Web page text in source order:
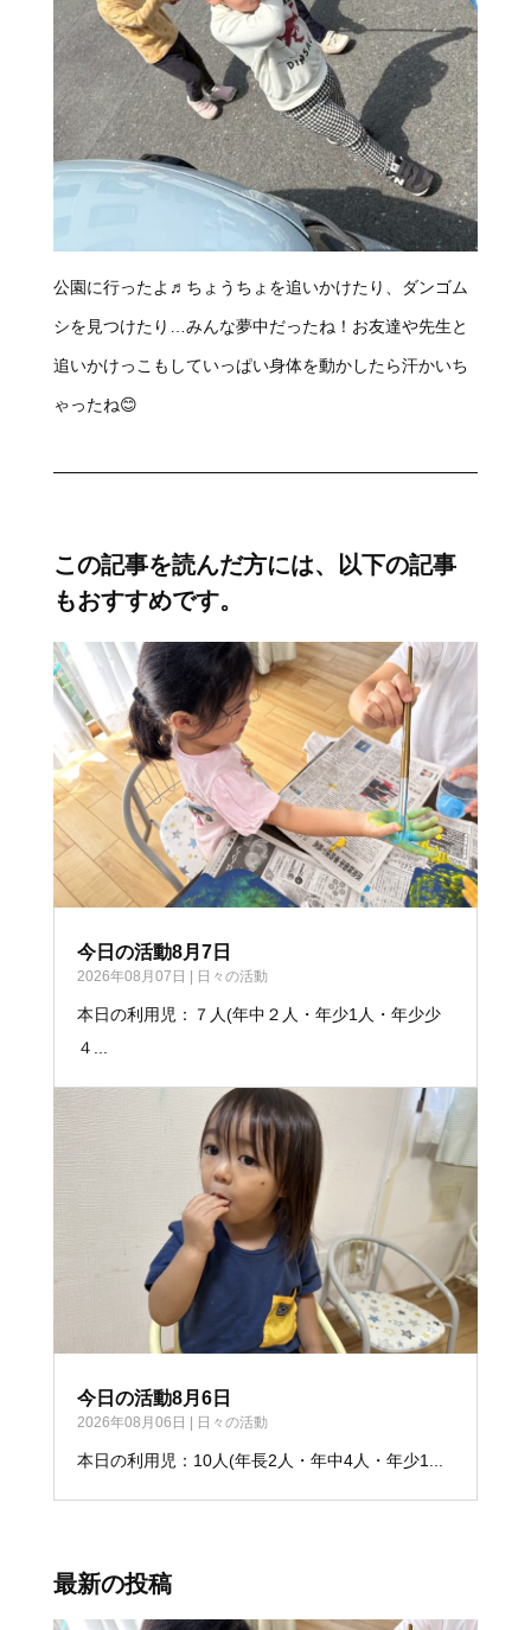
公園に行ったよ♬ちょうちょを追いかけたり、ダンゴム
シを見つけたり…みんな夢中だったね！お友達や先生と
追いかけっこもしていっぱい身体を動かしたら汗かいち
ゃったね😊
この記事を読んだ方には、以下の記事
もおすすめです。
今日の活動8月7日
2026年08月07日 日々の活動
本日の利用児：７人(年中２人・年少1人・年少少
４...
今日の活動8月6日
2026年08月06日 日々の活動
本日の利用児：10人(年長2人・年中4人・年少1...
最新の投稿